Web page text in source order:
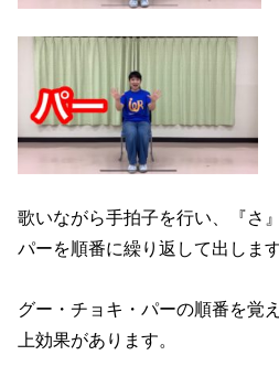
歌いながら手拍子を行い、『さ
パーを順番に繰り返して出します
グー・チョキ・パーの順番を覚
上効果があります。